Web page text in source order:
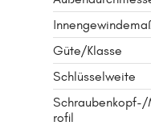
Güte/Klasse
Schlüsselweite
Schraubenkopf-/
rofil